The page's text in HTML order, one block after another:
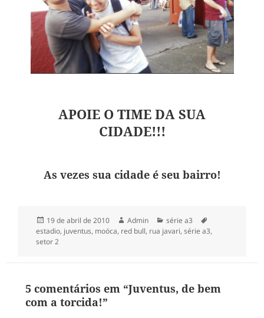
APOIE O TIME DA SUA
CIDADE!!!
As vezes sua cidade é seu bairro!
Publicado
em
19 de abril de 2010 Autor
Admin Categorias
série a3
estadio, juventus, moóca, red bull, rua javari,série a3,
setor 2
5 comentários em “Juventus, de bem
com a torcida!”